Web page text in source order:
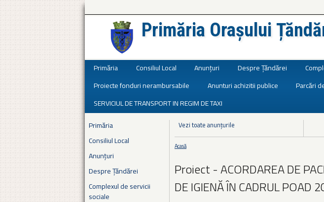
Primăria Orașului
Primăria Consiliul Local Anunțuri Despre Țăndărei
Proiecte fonduri nerambursabile
Anunturi achizitii publice Parcări
SERVICIUL DE TRANSPORT IN REGIM DE TAXI
Primăria
Consiliul Local
Anunțuri
Despre Țăndărei
Complexul de servicii
sociale
Vezi toate anunțurile
Eşti aici
Acasă
Proiect - ACORDAREA DE
DE IGIENĂ ÎN CADRUL POAD